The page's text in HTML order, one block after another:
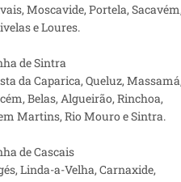
Moscavide, Portela,
e Loures.
de Sintra
da Caparica, Queluz,
Belas, Algueirão, Rinchoa,
Martins, Rio Mouro e Sintra.
de Cascais
Linda-a-Velha, Carnaxide,